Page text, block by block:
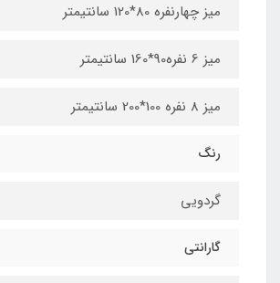
میز چهارنفره 80*120 سانتیمتر
میز 6 نفره90*160 سانتیمتر
میز 8 نفره 100*200 سانتیمتر
رنگ
گردویی
گارانتی